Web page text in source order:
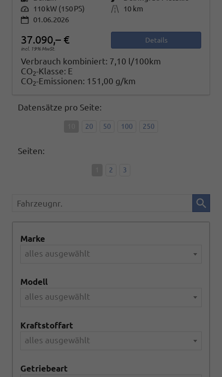
Leistung 110 kW (150 PS) Kilometerstand
10 km
01.06.2026
37.090,– €
incl. 19% MwSt.
Details
Verbrauch kombiniert: 7,10 l/100km
CO2-Klasse: E
CO2-Emissionen: 151,00 g/km
Datensätze pro Seite:
20 50 100 250
Seiten:
2 3
Fahrzeugnr.
Marke
alles ausgewählt
Modell
alles ausgewählt
Kraftstoffart
alles ausgewählt
Getriebeart